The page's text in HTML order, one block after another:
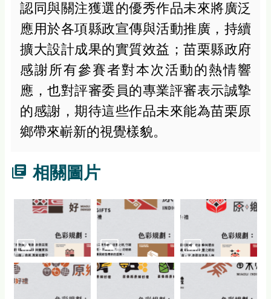
認同與關注獲選的優秀作品未來將廣泛
應用於各項縣政宣傳與活動推廣，持續
擴大設計成果的實質效益；苗栗縣政府
感謝所有參賽者對本次活動的熱情響
應，也對評審委員的專業評審表示誠摯
的感謝，期待這些作品未來能為苗栗原
鄉帶來嶄新的視覺樣貌。
相關圖片